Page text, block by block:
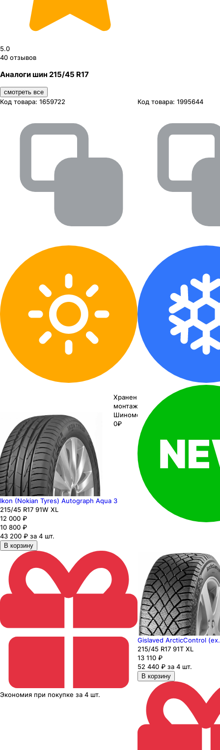
5.0
40 отзывов
Аналоги шин 215/45 R17
смотреть все
Код товара: 1659722
Хранение до
монтажа 0₽
Шиномонтаж
0₽
Ikon (Nokian Tyres) Autograph Aqua 3
215/45 R17 91W XL
12 000 ₽
10 800 ₽
43 200 ₽ за 4 шт.
В корзину
Экономия при покупке за 4 шт.
Код товара: 1995644
Gislaved ArcticControl
215/45 R17 91T XL
13 110 ₽
52 440 ₽ за 4 шт.
В корзину